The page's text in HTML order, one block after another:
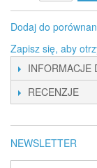
Dodaj do
Zapisz się, aby
INFORMACJE
RECENZJE
NEWSLETTER